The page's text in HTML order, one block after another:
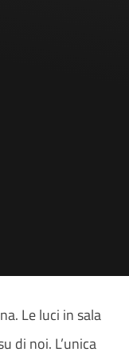
Le luci in sala
di noi. L’unica